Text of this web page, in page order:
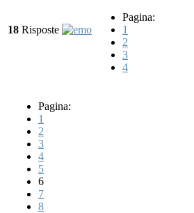
18 Risposte
Pagina:
1
2
3
4
Pagina:
1
2
3
4
5
6
7
8